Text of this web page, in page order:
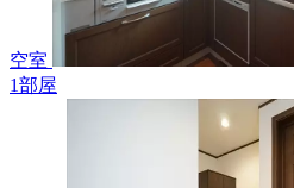
空室
1部屋